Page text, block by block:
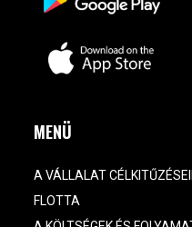
MENÜ
A VÁLLALAT
FLOTTA